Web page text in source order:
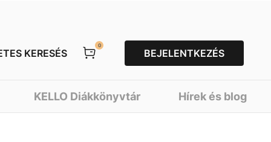
KERESÉS
0
BEJELENTKEZÉS
KELLO Diákkönyvtár Hírek és blog